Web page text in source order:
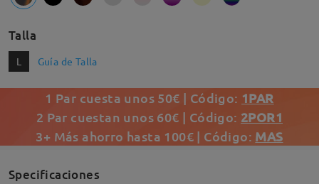
Talla
L Guía de Talla
1 Par cuesta unos 50€ | Código: 1PAR
2 Par cuestan unos 60€ | Código: 2POR1
3+ Más ahorro hasta 100€ | Código: MAS
Specificaciones